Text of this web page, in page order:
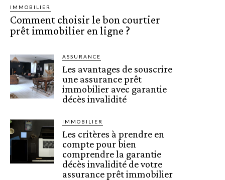
IMMOBILIER
Comment choisir le bon courtier
prêt immobilier en ligne ?
ASSURANCE
Les avantages de souscrire
une assurance prêt
immobilier avec garantie
décès invalidité
IMMOBILIER
Les critères à prendre en
compte pour bien
comprendre la garantie
décès invalidité de votre
assurance prêt immobilier